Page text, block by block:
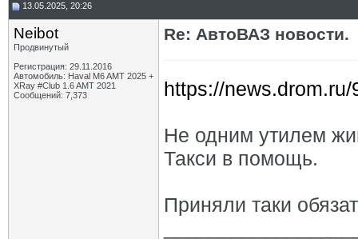
13.05.2025, 20:26
Neibot
Продвинутый
Регистрация: 29.11.2016
Автомобиль: Haval M6 AMT 2025 +
XRay #Club 1.6 AMT 2021
Сообщений: 7,373
Re: АвтоВАЗ новости.
https://
Не одним утилем
Такси в помощь.
Приняли таки